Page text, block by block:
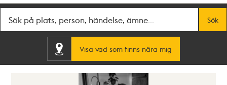
Sök
Visa vad som finns nära mig